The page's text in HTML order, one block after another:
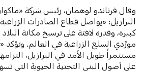
وقال فرناندو لوهمان، رئيس شركة
البرازيل: «يواصل قطاع الصادرات الزراعية
كبيرة، وقدرة لافتة على ترسيخ مكانة
مورِّدي السلع الزراعية في العالم. وتؤكد
مستثمراً طويل الأمد في البرازيل،
على أصول البنى التحتية الحيوية التي